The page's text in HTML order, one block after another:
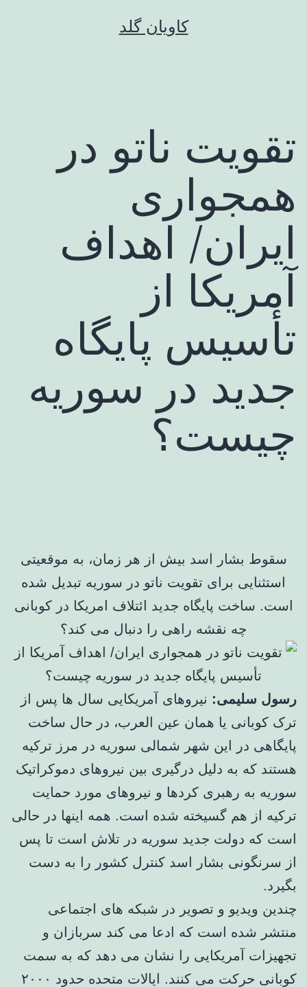
کاویان گلد
تقویت ناتو در
همجواری
ایران/ اهداف
آمریکا از
تأسیس پایگاه
جدید در سوریه
چیست؟
سقوط بشار اسد بیش از هر زمان، به موقعیتی
استثنایی برای تقویت ناتو در سوریه تبدیل شده
است. ساخت پایگاه جدید ائتلاف امریکا در کوبانی
چه نقشه راهی را دنبال می کند؟
رسول سلیمی: نیروهای آمریکایی سال ها پس از
ترک کوبانی یا همان عین العرب، در حال ساخت
پایگاهی در این شهر شمالی سوریه در مرز ترکیه
هستند که به دلیل درگیری بین نیروهای دموکراتیک
سوریه به رهبری کردها و نیروهای مورد حمایت
ترکیه از هم گسیخته شده است. همه اینها در حالی
است که دولت جدید سوریه در تلاش است تا پس
از سرنگونی بشار اسد کنترل کشور را به دست
بگیرد.
چندین ویدیو و تصویر در شبکه های اجتماعی
منتشر شده است که ادعا می کند سربازان و
تجهیزات آمریکایی را نشان می دهد که به سمت
کوبانی حرکت می کنند. ایالات متحده حدود ۲۰۰۰